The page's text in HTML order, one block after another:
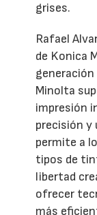
grises.
Rafael
de Konica
Minolta
impresión
precisión y
permite a
tipos de
libertad
ofrecer
más